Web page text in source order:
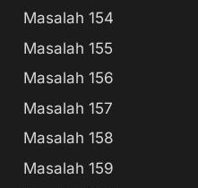
Masalah 154
Masalah 155
Masalah 156
Masalah 157
Masalah 158
Masalah 159